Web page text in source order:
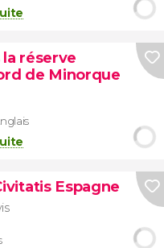
réserve
de Minorque
Espagne